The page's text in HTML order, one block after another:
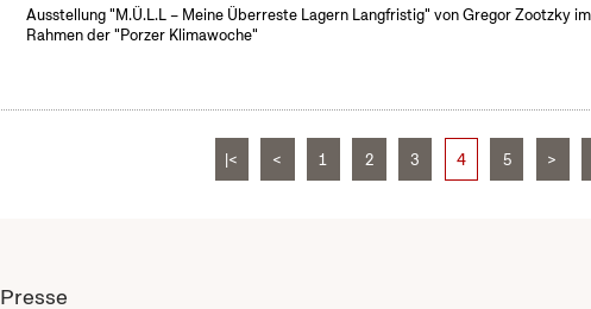
Ausstellung "M.Ü.L.L – Meine Überreste Lagern Langfristig" von Gregor Zootzky im
Rahmen der "Porzer Klimawoche"
|< < 1 2 3 4 5 >
Presse